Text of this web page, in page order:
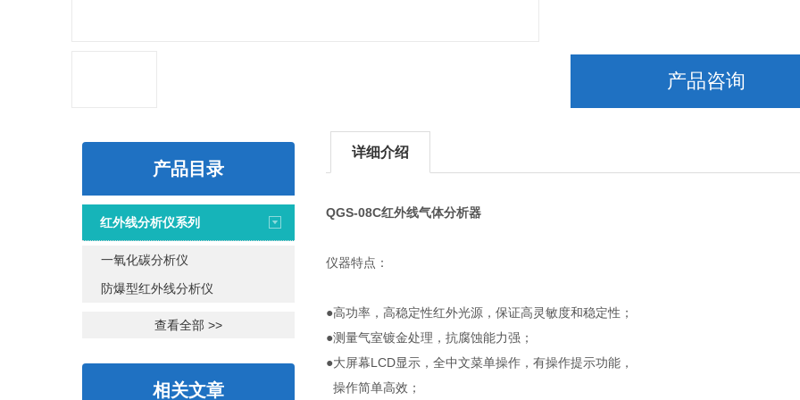
产品咨询
产品目录
红外线分析仪系列
一氧化碳分析仪
防爆型红外线分析仪
查看全部 >>
相关文章
详细介绍
QGS-08C红外线气体分析器
仪器特点：
●高功率，高稳定性红外光源，保证高灵敏度和稳定性；
●测量气室镀金处理，抗腐蚀能力强；
●大屏幕LCD显示，全中文菜单操作，有操作提示功能，
操作简单高效；